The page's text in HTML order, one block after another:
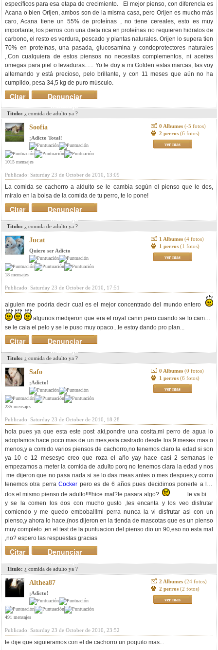
específicos para esa etapa de crecimiento. El mejor pienso, con diferencia es
Acana o bien Orijen, ambos son de la misma casa, pero Orijen es mucho más
caro, Acana tiene un 55% de proteínas , no tiene cereales, esto es muy
importante, los perros con una dieta rica en proteínas no requieren hidratos de
carbono, el resto es verdura, pescado y plantas naturales. Orijen lo supera tien
70% en proteínas, una pasada, glucosamina y condoprotectores naturales
,.Con cualquiera de estos piensos no necesitas complementos, ni aceites
omegas para piel o levaduras...... Yo le doy a mi Golden estas marcas, las voy
alternando y está precioso, pelo brillante, y con 11 meses que aún no ha
cumplido, pesa 34,5 kg de puro músculo.
Denunciar
mensaje
Citar
Titulo: ¿ comida de adulto ya ?
Soofia
¡Adicto Total!
1015 mensajes
0 Albumes (-5 fotos)
2 perros (6 fotos)
ver mas
Publicado: Saturday 23 de October de 2010, 13:09
La comida se cachorro a aldulto se le cambia según el pienso que le des,
miralo en la bolsa de la comida de tu perro, te lo pone!
Denunciar
mensaje
Citar
Titulo: ¿ comida de adulto ya ?
Jucat
Quiero ser Adicto
18 mensajes
1 Albumes (4 fotos)
1 perros (1 fotos)
ver mas
Publicado: Saturday 23 de October de 2010, 17:51
alguien me podria decir cual es el mejor concentrado del mundo entero
algunos medijeron que era el royal canin pero cuando se lo cambie
se le caia el pelo y se le puso muy opaco...le estoy dando pro plan...
Denunciar
mensaje
Citar
Titulo: ¿ comida de adulto ya ?
Safo
¡Adicto!
235 mensajes
0 Albumes (0 fotos)
1 perros (6 fotos)
ver mas
Publicado: Saturday 23 de October de 2010, 18:28
hola pues ya que esta este post aki,pondre una cosita,mi perro de agua lo
adoptamos hace poco mas de un mes,esta castrado desde los 9 meses mas o
menos,y a comido varios piensos de cachorro,no tenemos claro la edad si son
ya 10 o 12 mesesyo creo que roza el año yay hace casi 2 semanas le
empezamos a meter la comida de adulto porq no tenemos clara la edad y nos
me dijeron que no pasa nada si se lo das meas antes o mes despues,y como
tenemos otra perraCocker pero es de 6 años pues decidimos ponerle a los
dos el mismo pienso de adulto!!!!hice mal?le pasara algo?
............le va bien
y se la comen los dos con mucho gusto ,les encanta y los veo disfrutar
comiendo y me quedo emboba!!!mi perra nunca la vi disfrutar asi con un
pienso,y ahora lo hace,(nos dijeron en la tienda de mascotas que es un pienso
muy completo ,en el test de la puntuacion del pienso dio un 90,eso no esta mal
,no? espero las respuestas gracias
Denunciar
mensaje
Citar
Titulo: ¿ comida de adulto ya ?
Althea87
¡Adicto!
491 mensajes
2 Albumes (24 fotos)
2 perros (2 fotos)
ver mas
Publicado: Saturday 23 de October de 2010, 23:52
te dije que siguieramos con el de cachorro un poquito mas...